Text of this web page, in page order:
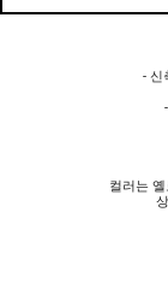
- 신
컬러는